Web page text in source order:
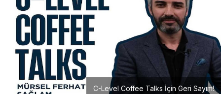
C-Level Coffee Talks İçin Geri Sayım!